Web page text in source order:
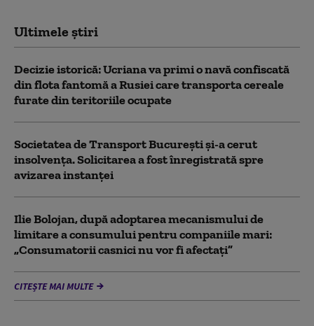
Ultimele știri
Decizie istorică: Ucriana va primi o navă confiscată
din flota fantomă a Rusiei care transporta cereale
furate din teritoriile ocupate
Societatea de Transport București și-a cerut
insolvența. Solicitarea a fost înregistrată spre
avizarea instanței
Ilie Bolojan, după adoptarea mecanismului de
limitare a consumului pentru companiile mari:
„Consumatorii casnici nu vor fi afectați”
CITEȘTE MAI MULTE